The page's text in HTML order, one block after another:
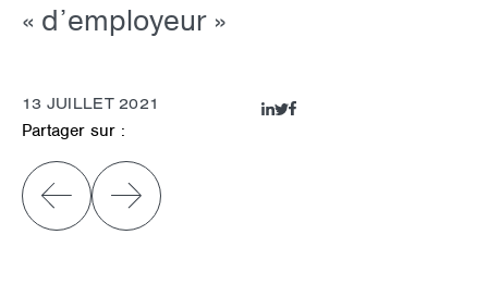
« d’employeur »
13 JUILLET 2021
Partager sur :